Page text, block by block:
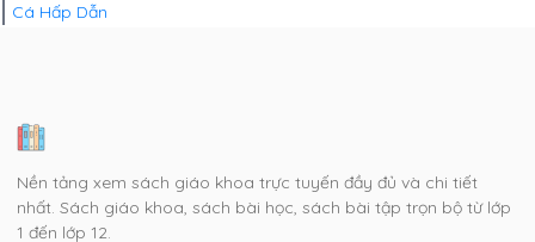
Cá Hấp Dẫn
Nền tảng xem sách giáo khoa trực tuyến đầy đủ và chi tiết
nhất. Sách giáo khoa, sách bài học, sách bài tập trọn bộ từ lớp
1 đến lớp 12.